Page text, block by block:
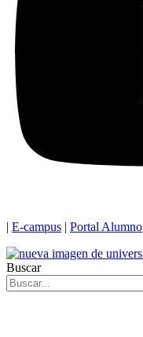
| E-campus | Portal Alumno
Buscar